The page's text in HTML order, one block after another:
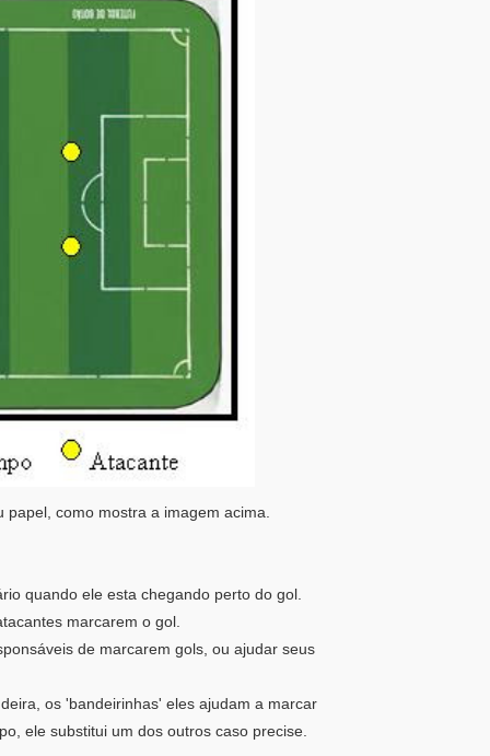
como mostra a imagem acima.
quando ele esta chegando perto do gol.
marcarem o gol.
de marcarem gols, ou ajudar seus
os 'bandeirinhas' eles ajudam a marcar
ele substitui um dos outros caso precise.